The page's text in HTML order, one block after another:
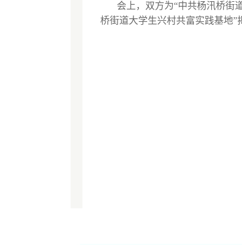
会上，双方为“中共杨汛桥街
桥街道大学生兴村共富实践基地”